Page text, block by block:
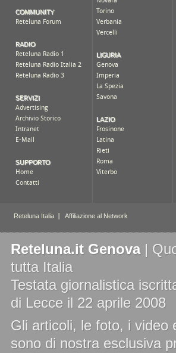
Reteluna.it Genova|
tutta Italia
Testata giornalistica
di Lecce il 22 aprile 2008
Gli articoli, le foto, i video
sono di nostra esclusiva